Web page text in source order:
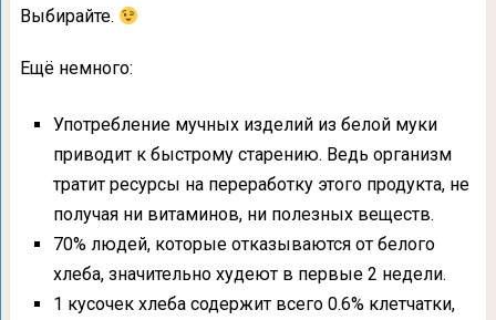
Выбирайте.
Ещё немного:
Употребление мучных изделий из белой муки
приводит к быстрому старению. Ведь организм
тратит ресурсы на переработку этого продукта, не
получая ни витаминов, ни полезных веществ.
70% людей, которые отказываются от белого
хлеба, значительно худеют в первые 2 недели.
1 кусочек хлеба содержит всего 0.6% клетчатки,